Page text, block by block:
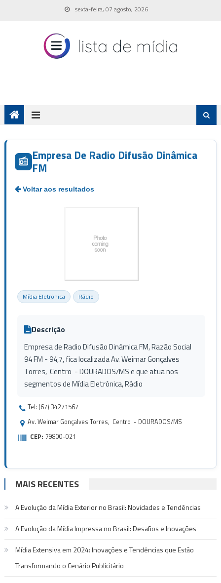
sexta-feira, 07 agosto, 2026
Empresa De Radio Difusão Dinâmica
FM
Mídia Eletrônica Rádio
Descrição
Empresa de Radio Difusão Dinâmica FM, Razão Social
94 FM - 94,7, fica localizada Av. Weimar Gonçalves
Torres, Centro - DOURADOS/MS e que atua nos
segmentos de Mídia Eletrônica, Rádio
Tel: (67) 34271567
Av. Weimar Gonçalves Torres, Centro - DOURADOS/MS
CEP: 79800-021
MAIS RECENTES
A Evolução da Mídia Exterior no Brasil: Novidades e Tendências
A Evolução da Mídia Impressa no Brasil: Desafios e Inovações
Mídia Extensiva em 2024: Inovações e Tendências que Estão
Transformando o Cenário Publicitário